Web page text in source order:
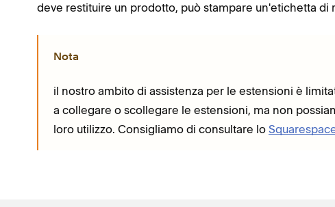
deve restituire un prodotto, può stampare un'etichetta di
Nota
il nostro ambito di assistenza per le estensioni è
a collegare o scollegare le estensioni, ma non
loro utilizzo. Consigliamo di consultare lo